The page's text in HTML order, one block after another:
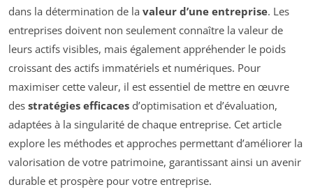
dans la détermination de la valeur d’une entreprise. Les
entreprises doivent non seulement connaître la valeur de
leurs actifs visibles, mais également appréhender le poids
croissant des actifs immatériels et numériques. Pour
maximiser cette valeur, il est essentiel de mettre en œuvre
des stratégies efficaces d’optimisation et d’évaluation,
adaptées à la singularité de chaque entreprise. Cet article
explore les méthodes et approches permettant d’améliorer la
valorisation de votre patrimoine, garantissant ainsi un avenir
durable et prospère pour votre entreprise.